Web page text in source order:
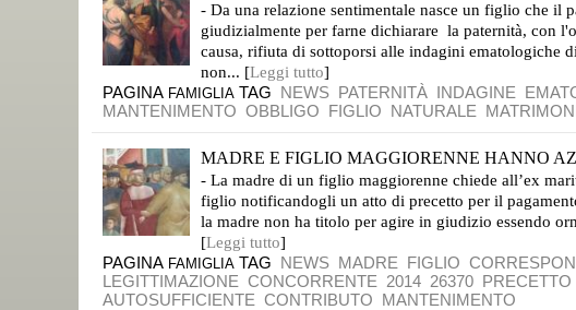
- Da una relazione sentimentale nasce un figlio che il
giudizialmente per farne dichiarare la paternità, con
causa, rifiuta di sottoporsi alle indagini ematologiche
non... [Leggi tutto]
PAGINA FAMIGLIA TAG NEWS PATERNITÀ INDAGINE
MANTENIMENTO OBBLIGO FIGLIO NATURALE
MADRE E FIGLIO MAGGIORENNE HANNO
- La madre di un figlio maggiorenne chiede all’ex
figlio notificandogli un atto di precetto per il
la madre non ha titolo per agire in giudizio essendo
[Leggi tutto]
PAGINA FAMIGLIA TAG NEWS MADRE FIGLIO
LEGITTIMAZIONE CONCORRENTE 2014 26370 PRECETTO
AUTOSUFFICIENTE CONTRIBUTO MANTENIMENTO